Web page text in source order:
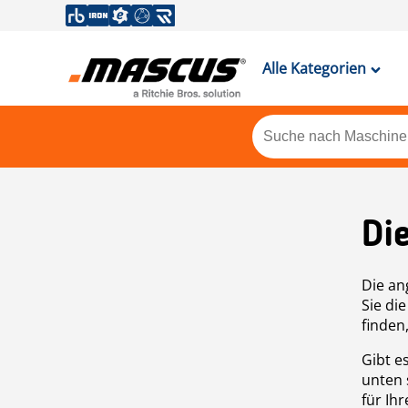
Alle Kategorien
Die
Sie
Gibt
unten
für